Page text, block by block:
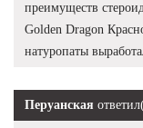
преимуществ
Golden Dragon
натуропаты
Перуанская